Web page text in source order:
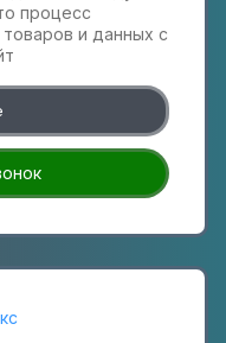
процесс
и данных с